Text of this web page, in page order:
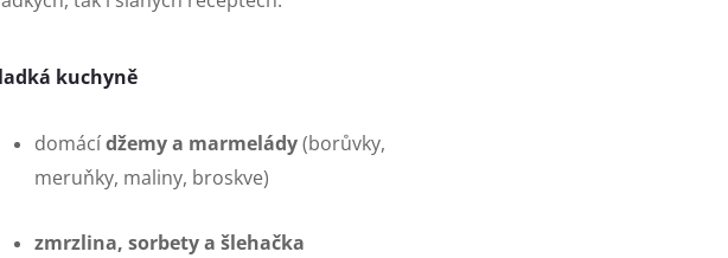
kuchyně
domácídžemy a marmelády(borůvky,
meruňky, maliny, broskve)
zmrzlina, sorbety a šlehačka